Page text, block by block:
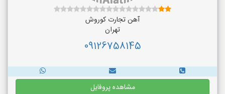
آهن تجارت کوروش
تهران
09126758145
مشاهده پروفایل